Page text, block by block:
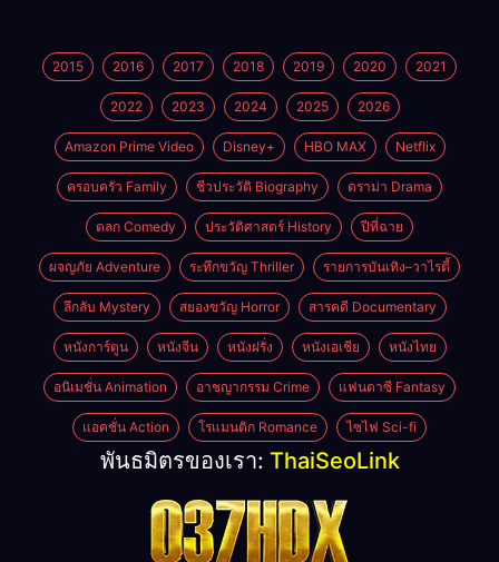
2015 2016 2017 2018 2019 2020 2021
2022 2023 2024 2025 2026
Amazon Prime Video Disney+ HBO MAX Netflix
ครอบครัว Family ชีวประวัติ Biography ดราม่า Drama
ตลก Comedy ประวัติศาสตร์ History ปีที่ฉาย
ผจญภัย Adventure ระทึกขวัญ Thriller รายการบันเทิง–วาไรตี้
ลึกลับ Mystery สยองขวัญ Horror สารคดี Documentary
หนังการ์ตูน หนังจีน หนังฝรั่ง หนังเอเชีย หนังไทย
อนิเมชั่น Animation อาชญากรรม Crime แฟนตาซี Fantasy
แอคชั่น Action โรแมนติก Romance ไซไฟ Sci-fi
พันธมิตรของเรา: ThaiSeoLink